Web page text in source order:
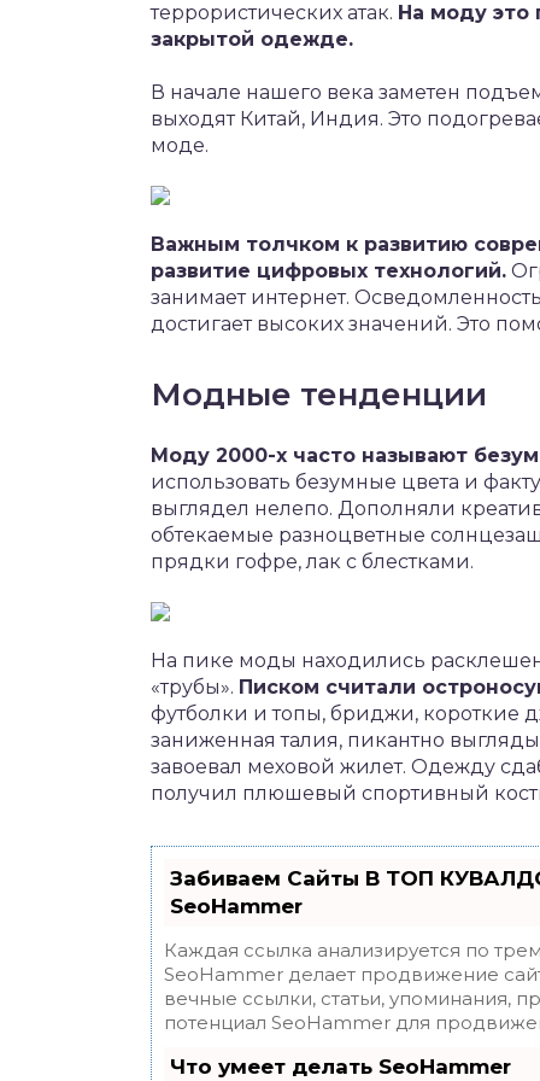
террористических атак. На моду это
закрытой одежде.
В начале нашего века заметен
выходят Китай, Индия. Это
моде.
Важным толчком к развитию
развитие цифровых технологий.
занимает интернет.
достигает высоких значений. Это
Модные тенденции
Моду 2000-х часто называют
использовать безумные цвета и
выглядел нелепо. Дополняли
обтекаемые разноцветные
прядки гофре, лак с блестками.
На пике моды находились
«трубы». Писком считали
футболки и топы, бриджи, короткие
заниженная талия, пикантно
завоевал меховой жилет. Одежду
получил плюшевый спортивный
Забиваем Сайты В ТОП
SeoHammer
Каждая ссылка анализируется по
SeoHammer делает продвижение
вечные ссылки, статьи, упоминания,
потенциал SeoHammer для
Что умеет делать SeoHammer